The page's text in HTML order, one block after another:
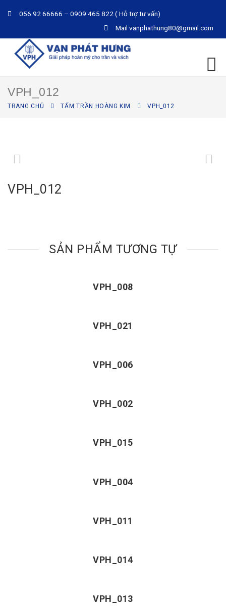
056 92 66666 – 0909 465 822 ( Hỗ trợ tư vấn)
Mail vanphathung80@gmail.com
VPH_012
TRANG CHỦ TẤM TRẦN HOÀNG KIM VPH_012
VPH_012
SẢN PHẨM TƯƠNG TỰ
VPH_008
VPH_021
VPH_006
VPH_002
VPH_015
VPH_004
VPH_011
VPH_014
VPH_013